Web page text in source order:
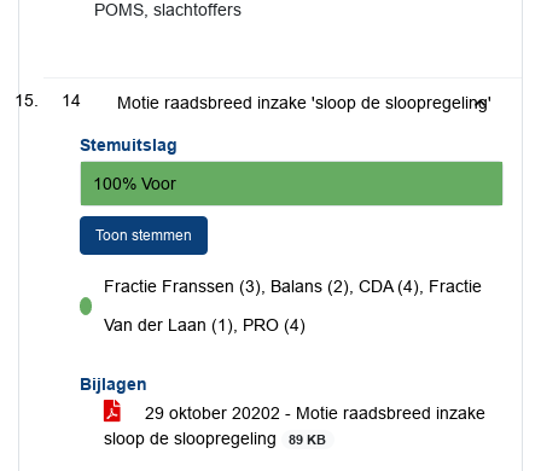
POMS, slachtoffers
14 Motie raadsbreed inzake 'sloop de sloopregeling'
Stemuitslag
100% Voor
Toon stemmen
voor
Fractie Franssen (3), Balans (2), CDA (4), Fractie
Van der Laan (1), PRO (4)
Bijlagen
29 oktober 20202 - Motie raadsbreed inzake
sloop de sloopregeling
89 KB